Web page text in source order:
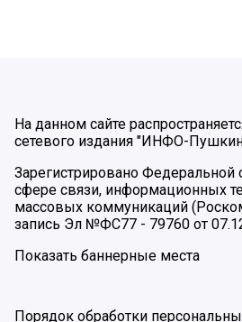
На данном сайте
сетевого издания "ИНФО-
Зарегистрировано Федеральной
сфере связи, информационных
массовых коммуникаций
запись Эл №ФС77 - 79760 от
Показать баннерные места
Порядок обработки